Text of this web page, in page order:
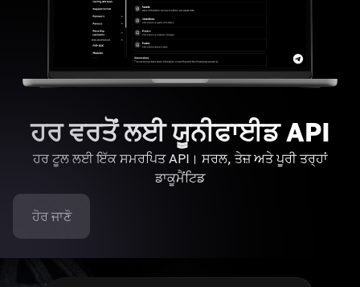
ਹਰ ਵਰਤੋਂ ਲਈ ਯੂਨੀਫਾਈਡ API
ਹਰ ਟੂਲ ਲਈ ਇੱਕ ਸਮਰਪਿਤ API। ਸਰਲ, ਤੇਜ਼ ਅਤੇ ਪੂਰੀ ਤਰ੍ਹਾਂ
ਡਾਕੂਮੈਂਟਿਡ
ਹੋਰ ਜਾਣੋ